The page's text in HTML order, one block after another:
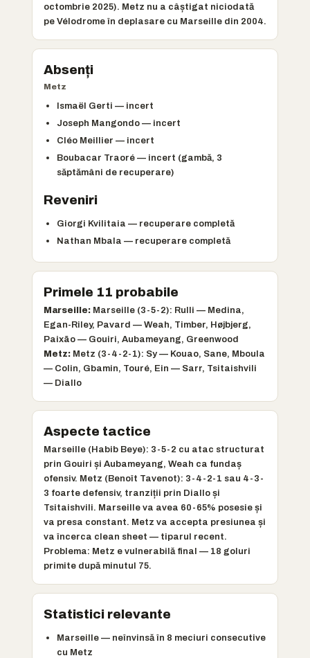
octombrie 2025). Metz nu a câștigat niciodată
pe Vélodrome în deplasare cu Marseille din 2004.
Absenți
Metz
Ismaël Gerti — incert
Joseph Mangondo — incert
Cléo Meillier — incert
Boubacar Traoré — incert (gambă, 3
săptămâni de recuperare)
Reveniri
Giorgi Kvilitaia — recuperare completă
Nathan Mbala — recuperare completă
Primele 11 probabile
Marseille: Marseille (3-5-2): Rulli — Medina,
Egan-Riley, Pavard — Weah, Timber, Højbjerg,
Paixão — Gouiri, Aubameyang, Greenwood
Metz: Metz (3-4-2-1): Sy — Kouao, Sane, Mboula
— Colin, Gbamin, Touré, Ein — Sarr, Tsitaishvili
— Diallo
Aspecte tactice
Marseille (Habib Beye): 3-5-2 cu atac structurat
prin Gouiri și Aubameyang, Weah ca fundaș
ofensiv. Metz (Benoît Tavenot): 3-4-2-1 sau 4-3-
3 foarte defensiv, tranziții prin Diallo și
Tsitaishvili. Marseille va avea 60-65% posesie și
va presa constant. Metz va accepta presiunea și
va încerca clean sheet — tiparul recent.
Problema: Metz e vulnerabilă final — 18 goluri
primite după minutul 75.
Statistici relevante
Marseille — neînvinsă în 8 meciuri consecutive
cu Metz